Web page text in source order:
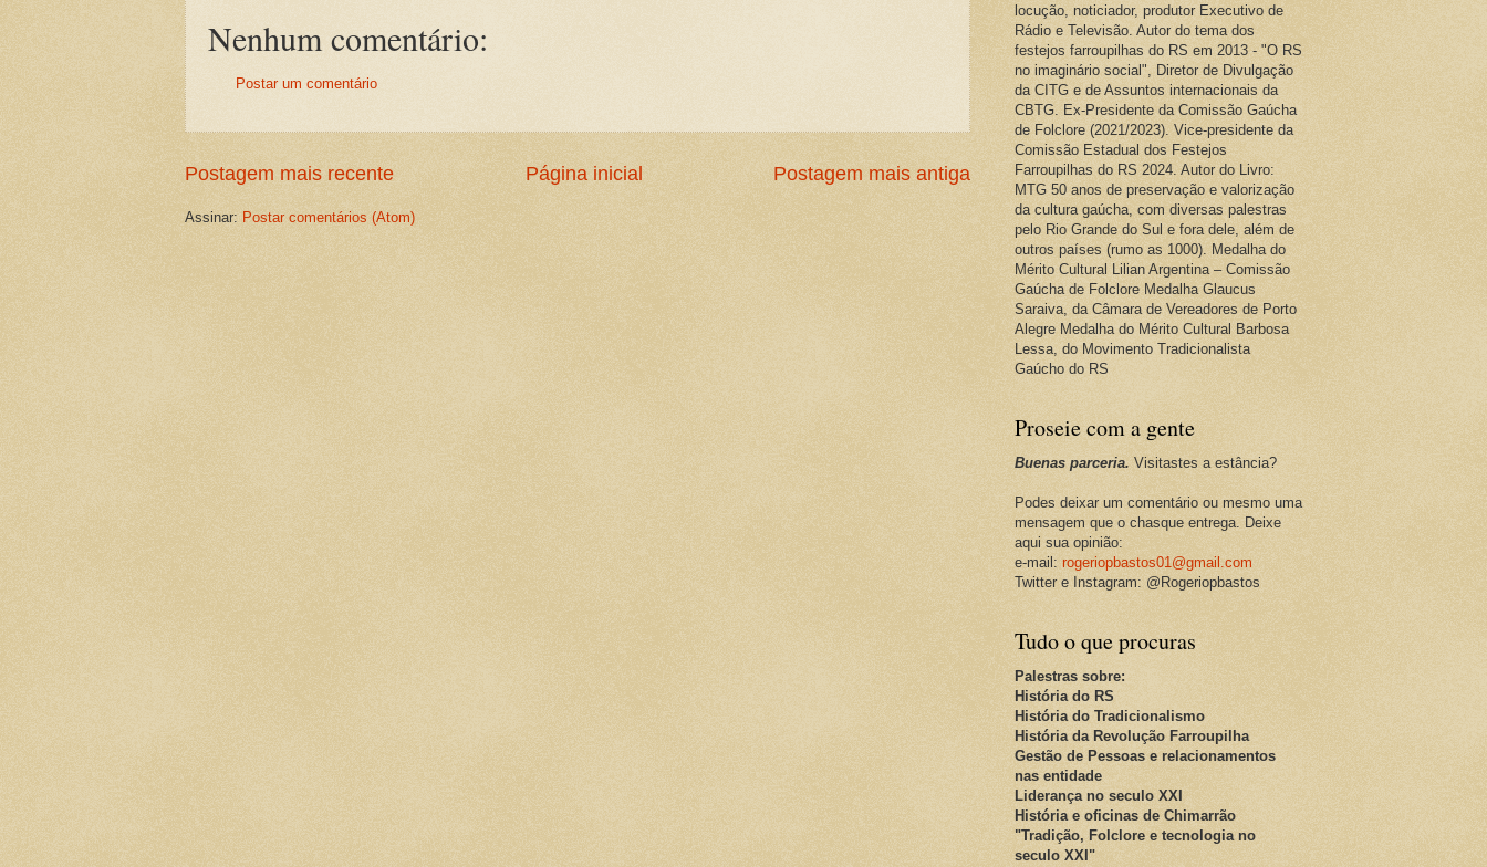
Nenhum comentário:
Postar um comentário
Postagem mais recente Postagem mais antiga
Página inicial
Assinar: Postar comentários (Atom)
locução, noticiador, produtor Executivo de
Rádio e Televisão. Autor do tema dos
festejos farroupilhas do RS em 2013 - "O RS
no imaginário social", Diretor de Divulgação
da CITG e de Assuntos internacionais da
CBTG. Ex-Presidente da Comissão Gaúcha
de Folclore (2021/2023). Vice-presidente da
Comissão Estadual dos Festejos
Farroupilhas do RS 2024. Autor do Livro:
MTG 50 anos de preservação e valorização
da cultura gaúcha, com diversas palestras
pelo Rio Grande do Sul e fora dele, além de
outros países (rumo as 1000). Medalha do
Mérito Cultural Lilian Argentina – Comissão
Gaúcha de Folclore Medalha Glaucus
Saraiva, da Câmara de Vereadores de Porto
Alegre Medalha do Mérito Cultural Barbosa
Lessa, do Movimento Tradicionalista
Gaúcho do RS
Proseie com a gente
Buenas parceria. Visitastes a estância?
Podes deixar um comentário ou mesmo uma
mensagem que o chasque entrega. Deixe
aqui sua opinião:
e-mail: rogeriopbastos01@gmail.com
Twitter e Instagram: @Rogeriopbastos
Tudo o que procuras
Palestras sobre:
História do RS
História do Tradicionalismo
História da Revolução Farroupilha
Gestão de Pessoas e relacionamentos
nas entidade
Liderança no seculo XXI
História e oficinas de Chimarrão
"Tradição, Folclore e tecnologia no
seculo XXI"